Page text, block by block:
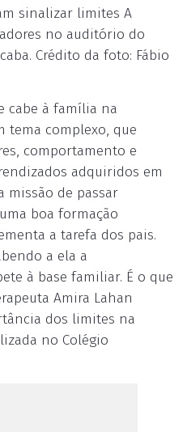
A
no auditório do
Crédito da foto: Fábio
cabe à família na
tema complexo, que
comportamento e
adquiridos em
missão de passar
boa formação
a tarefa dos pais.
a ela a
à base familiar. É o que
Amira Lahan
dos limites na
no Colégio